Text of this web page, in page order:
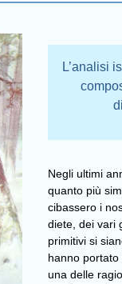
L’analisi
Negli ultimi
quanto più
cibassero i
diete, dei vari
primitivi si
hanno portato
una delle